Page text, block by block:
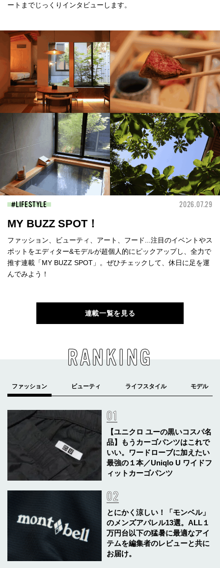
ートまでじっくりインタビューします。
LIFESTYLE 2026.07.29
MY BUZZ SPOT！
ファッション、ビューティ、アート、フード...注目のイベントやス
ポットをエディター&モデルが超個人的にピックアップし、全力で
推す連載「MY BUZZ SPOT」。ぜひチェックして、休日に足を運
んでみよう！
連載一覧を見る
RANKING
【ユニクロ ユーの黒いコスパ名
品】もうカーゴパンツはこれで
いい。ワードローブに加えたい
最強の１本／Uniqlo U ワイドフ
ィットカーゴパンツ
とにかく涼しい！「モンベル」
のメンズアパレル13選。ALL１
万円台以下の猛暑に最適なアイ
テムを編集者のレビューと共に
お届け。